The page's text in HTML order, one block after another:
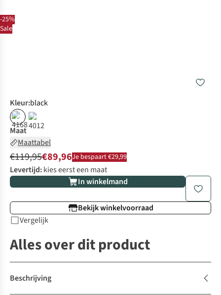
-25%
Sale
Kleur:black
% %
Maat
Maattabel
€119,95€89,96Je bespaart €29,99
Levertijd:kies eerst een maat
In winkelmand
Bekijk winkelvoorraad
Vergelijk
Alles over dit product
Beschrijving